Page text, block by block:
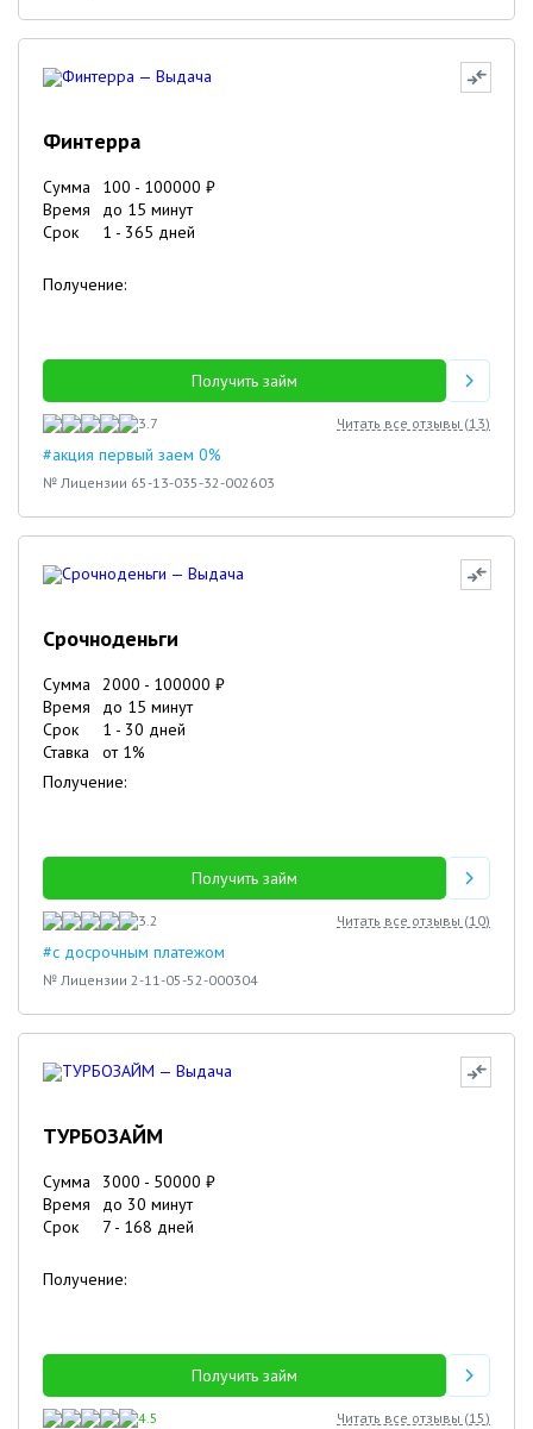
Финтерра
Сумма 100 - 100000 ₽
Время
до 15 минут
Срок
1 - 365 дней
Получение:
Получить займ
3.7 Читать все отзывы (13)
#акция первый заем 0%
№ Лицензии 65-13-035-32-002603
Срочноденьги
Сумма 2000 - 100000 ₽
Время
до 15 минут
Срок
1 - 30 дней
Ставка
от 1%
Получение:
Получить займ
3.2 Читать все отзывы (10)
#с досрочным платежом
№ Лицензии 2-11-05-52-000304
ТУРБОЗАЙМ
Сумма 3000 - 50000 ₽
Время
до 30 минут
Срок
7 - 168 дней
Получение:
Получить займ
4.5 Читать все отзывы (15)